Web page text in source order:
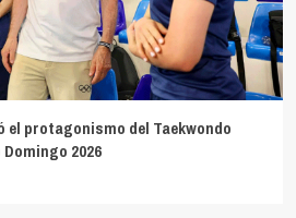
el protagonismo del Taekwondo
2026